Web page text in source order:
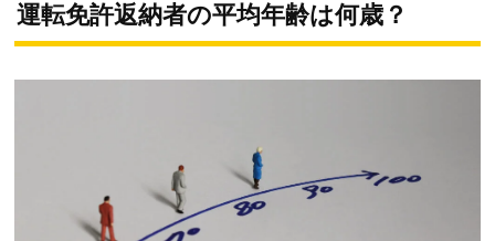
運転免許返納者の平均年齢は何歳？